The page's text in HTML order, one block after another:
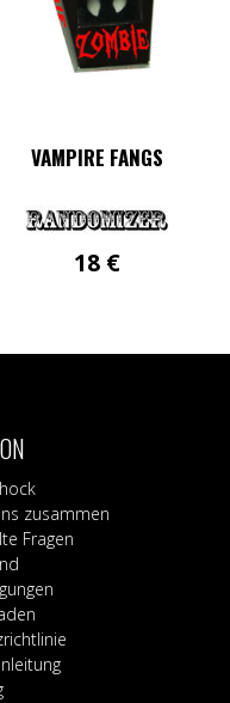
VAMPIRE FANGS
18 €
zusammen
Fragen